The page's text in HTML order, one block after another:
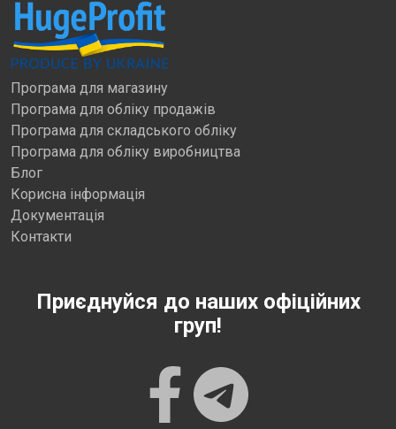
Програма для магазину
Програма для обліку продажів
Програма для складського обліку
Програма для обліку виробництва
Блог
Корисна інформація
Документація
Контакти
Приєднуйся до наших офіційних
груп!